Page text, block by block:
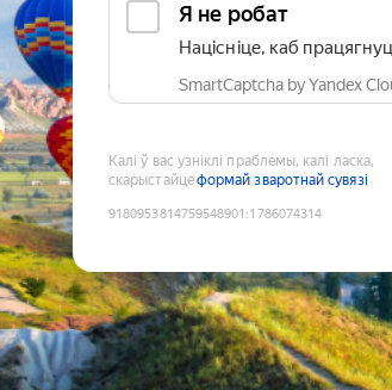
Я не робат
Націсніце, каб
SmartCaptcha by Yandex
Калі ў вас узніклі праблемы, калі ласка,
скарыстайцеформай зваротнай сувязі
9180953814759548901 :1786074314